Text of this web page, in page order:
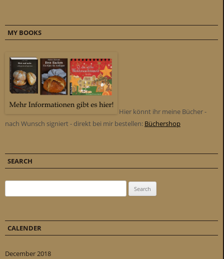
MY BOOKS
Hier könnt ihr meine Bücher -
nach Wunsch signiert - direkt bei mir bestellen: Büchershop
SEARCH
CALENDER
December 2018